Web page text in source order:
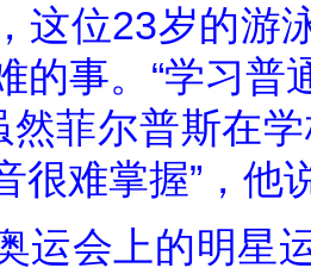
这位23岁的游
的事。“学习
然菲尔普斯在
很难掌握”，他
运会上的明星